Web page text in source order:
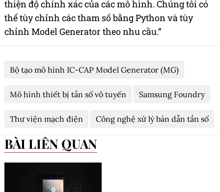
thiện độ chính xác của các mô hình. Chúng tôi có
thể tùy chỉnh các tham số bằng Python và tùy
chỉnh Model Generator theo nhu cầu.”
Bộ tạo mô hình IC-CAP Model Generator (MG)
Mô hình thiết bị tần số vô tuyến Samsung Foundry
Thư viện mạch điện Công nghệ xử lý bán dẫn tần số
BÀI LIÊN QUAN